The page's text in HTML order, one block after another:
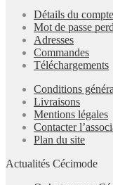
Détails du compte
Mot de passe
Adresses
Commandes
Téléchargements
Conditions
Livraisons
Mentions légales
Contacter
Plan du site
Actualités Cécimode